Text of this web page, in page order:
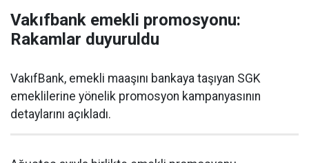
Vakıfbank emekli promosyonu:
Rakamlar duyuruldu
VakıfBank, emekli maaşını bankaya taşıyan SGK
emeklilerine yönelik promosyon kampanyasının
detaylarını açıkladı.